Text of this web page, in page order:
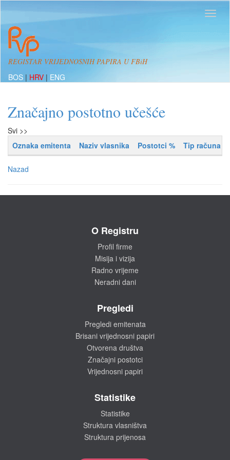
REGISTAR VRIJEDNOSNIH PAPIRA U FBiH
BOS | HRV | ENG
Značajno postotno učešće
Svi >>
Oznaka emitenta
Naziv vlasnika Postotci % Tip računa
Nazad
O Registru
Profil firme
Misija i vizija
Radno vrijeme
Neradni dani
Pregledi
Pregledi emitenata
Brisani vrijednosni papiri
Otvorena društva
Značajni postotci
Vrijednosni papiri
Statistike
Statistike
Struktura vlasništva
Struktura prijenosa